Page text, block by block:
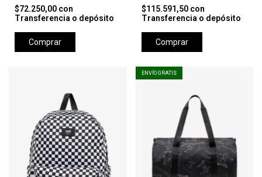
$72.250,00 con
Transferencia o depósito
Comprar
$115.591,50 con
Transferencia o depósito
Comprar
ENVÍO GRATIS